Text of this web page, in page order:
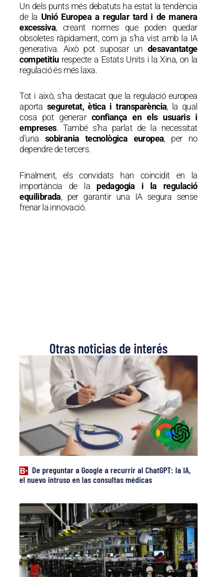
Un dels punts més debatuts ha estat la tendència
de la Unió Europea a regular tard i de manera
excessiva, creant normes que poden quedar
obsoletes ràpidament, com ja s’ha vist amb la IA
generativa. Això pot suposar un desavantatge
competitiurespecte a Estats Units i la Xina, on la
regulació és més laxa.
Tot i això, s’ha destacat que la regulació europea
aportaseguretat, ètica i transparència, la qual
cosa pot generar confiança en els usuaris i
empreses. També s’ha parlat de la necessitat
d’una sobirania tecnològica europea, per no
dependre de tercers.
Finalment, els convidats han coincidit en la
importància de la pedagogia i la regulació
equilibrada, per garantir una IA segura sense
frenar la innovació.
Otras noticias de interés
De preguntar a Google a recurrir al ChatGPT: la IA,
el nuevo intruso en las consultas médicas